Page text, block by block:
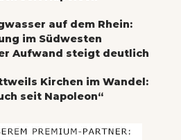
auf dem Rhein:
im Südwesten
Aufwand steigt deutlich
Kirchen im Wandel:
seit Napoleon“